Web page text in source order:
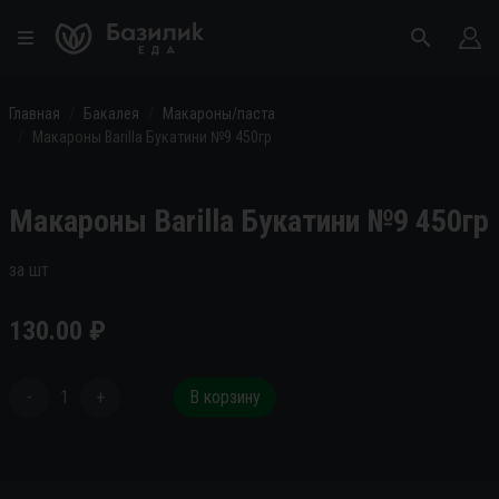
Главная Бакалея
Макароны/паста
Макароны Barilla Букатини №9 450гр
Макароны Barilla Букатини №9 450гр
за шт
130.00 ₽
- 1 + В корзину